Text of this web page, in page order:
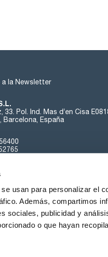
usan para personalizar el
Además, compartimos
sociales, publicidad y
o que hayan
la Newsletter
33. Pol. Ind. Mas d’en Cisa
Barcelona, España
Sobre nosotros